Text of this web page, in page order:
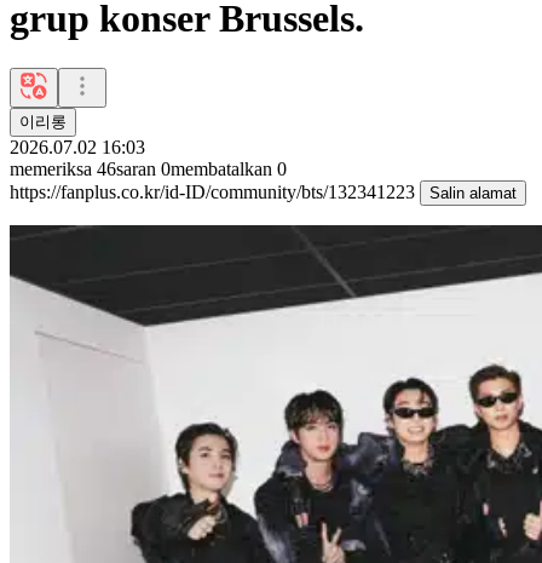
grup konser Brussels.
이리롱
2026.07.02 16:03
memeriksa 46saran 0membatalkan 0
https://fanplus.co.kr/id-ID/community/bts/132341223
Salin alamat